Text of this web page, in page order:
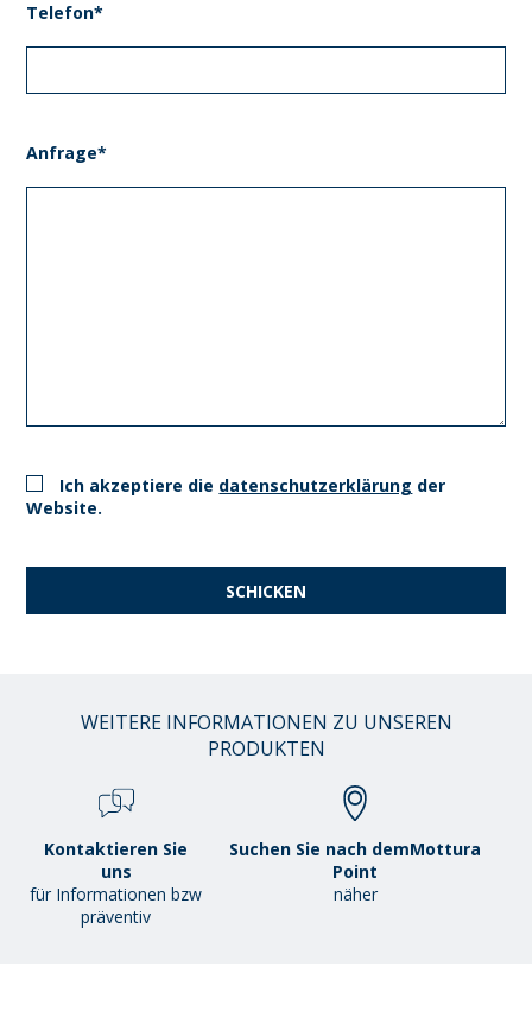
Telefon*
Anfrage*
Ich akzeptiere die datenschutzerklärung der
Website.
WEITERE INFORMATIONEN ZU UNSEREN
PRODUKTEN
Kontaktieren Sie
uns
für Informationen bzw
präventiv
Suchen Sie nach demMottura
Point
näher